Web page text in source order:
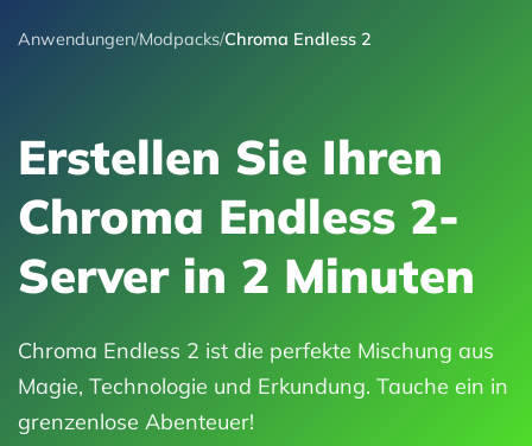
Anwendungen/Modpacks/Chroma Endless 2
Erstellen Sie Ihren
Chroma Endless 2-
Server in 2 Minuten
Chroma Endless 2 ist die perfekte Mischung aus
Magie, Technologie und Erkundung. Tauche ein in
grenzenlose Abenteuer!